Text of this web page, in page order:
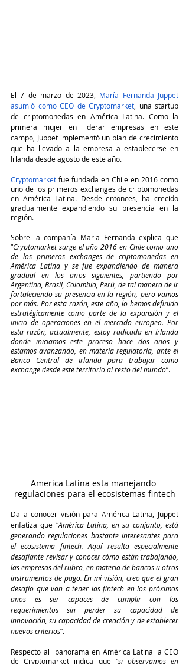
El 7 de marzo de 2023, María Fernanda Juppet
asumió como CEO de Cryptomarket , una startup
de criptomonedas en América Latina. Como la
primera mujer en liderar empresas en este
campo, Juppet implementó un plan de crecimiento
que ha llevado a la empresa a establecerse en
Irlanda desde agosto de este año.
Cryptomarket fue fundada en Chile en 2016 como
uno de los primeros exchanges de criptomonedas
en América Latina. Desde entonces, ha crecido
gradualmente expandiendo su presencia en la
región.
Sobre la compañía Maria Fernanda explica que
“Cryptomarket surge el año 2016 en Chile como uno
de los primeros exchanges de criptomonedas en
América Latina y se fue expandiendo de manera
gradual en los años siguientes, partiendo por
Argentina, Brasil, Colombia, Perú, de tal manera de ir
fortaleciendo su presencia en la región, pero vamos
por más. Por esta razón, este año, lo hemos definido
estratégicamente como parte de la expansión y el
inicio de operaciones en el mercado europeo. Por
esta razón, actualmente, estoy radicada en Irlanda
donde iniciamos este proceso hace dos años y
estamos avanzando, en materia regulatoria, ante el
Banco Central de Irlanda para trabajar como
exchange desde este territorio al resto del mundo”.
America Latina esta manejando
regulaciones para el ecosistemas fintech
Da a conocer visión para América Latina, Juppet
enfatiza que “América Latina, en su conjunto, está
generando regulaciones bastante interesantes para
el ecosistema fintech. Aquí resulta especialmente
desafiante revisar y conocer cómo están trabajando,
las empresas del rubro, en materia de bancos u otros
instrumentos de pago. En mi visión, creo que el gran
desafío que van a tener las fintech en los próximos
años es ser capaces de cumplir con los
requerimientos sin perder su capacidad de
innovación, su capacidad de creación y de establecer
nuevos criterios”.
Respecto al  panorama en América Latina la CEO
de Cryptomarket indica que “si observamos en